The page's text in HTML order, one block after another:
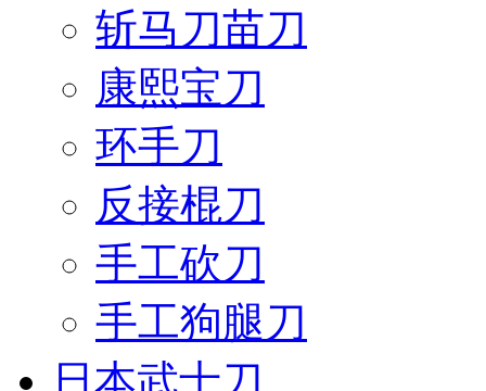
斩马刀苗刀
康熙宝刀
环手刀
反接棍刀
手工砍刀
手工狗腿刀
日本武士刀